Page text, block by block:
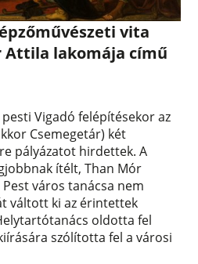
vita
Attila lakomája című
pesti Vigadó felépítésekor az
Csemegetár) két
pályázatot hirdettek. A
ítélt, Than Mór
város tanácsa nem
váltott ki az érintettek
oldotta fel
szólította fel a városi